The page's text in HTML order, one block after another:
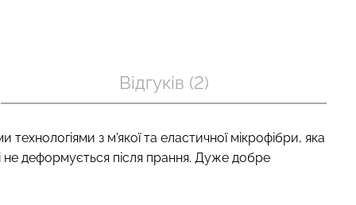
Відгуків (2)
з м'якої та еластичної мікрофібри, яка
не деформується після прання. Дуже добре